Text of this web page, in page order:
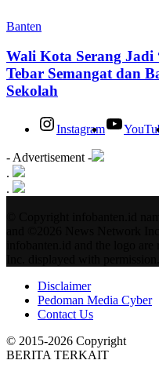
Banten
Wali Kota Serang Jadi
Tebar Semangat dan
Sekolah
Instagram
- Advertisement -
.
.
Disclaimer
Pedoman Media Cyber
Contact Us
© 2015-2026 Copyright
BERITA TERKAIT